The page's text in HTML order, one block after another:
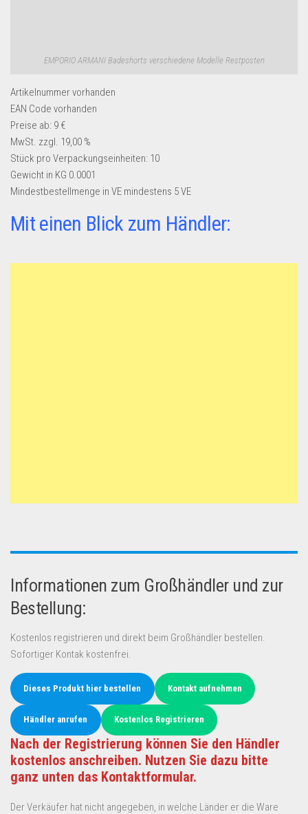
EMPORIO ARMANI Badeshorts verschiedene Modelle Restposten
Artikelnummervorhanden
EAN Code vorhanden
Preise ab: 9 €
MwSt. zzgl. 19,00 %
Stück pro Verpackungseinheiten: 10
Gewicht in KG 0.0001
Mindestbestellmenge in VE mindestens 5 VE
Mit einen Blick zum Händler:
Informationen zum Großhändler und zur
Bestellung:
Kostenlos registrieren und direkt beim Großhändler bestellen.
Sofortiger Kontak kostenfrei.
Dieses Produkt hier bestellen Kontakt aufnehmen
Händler anrufen Kostenlos Registrieren
Nach der Registrierung können Sie den Händler
kostenlos anschreiben. Nutzen Sie dazu bitte
ganz unten das Kontaktformular.
Der Verkäufer hat nicht angegeben, in welche Länder er die Ware